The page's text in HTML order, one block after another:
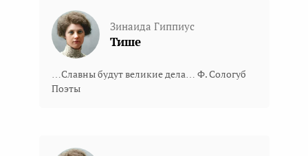
Зинаида Гиппиус
Тише
…Славны будут великие дела… Ф. Сологуб
Поэты